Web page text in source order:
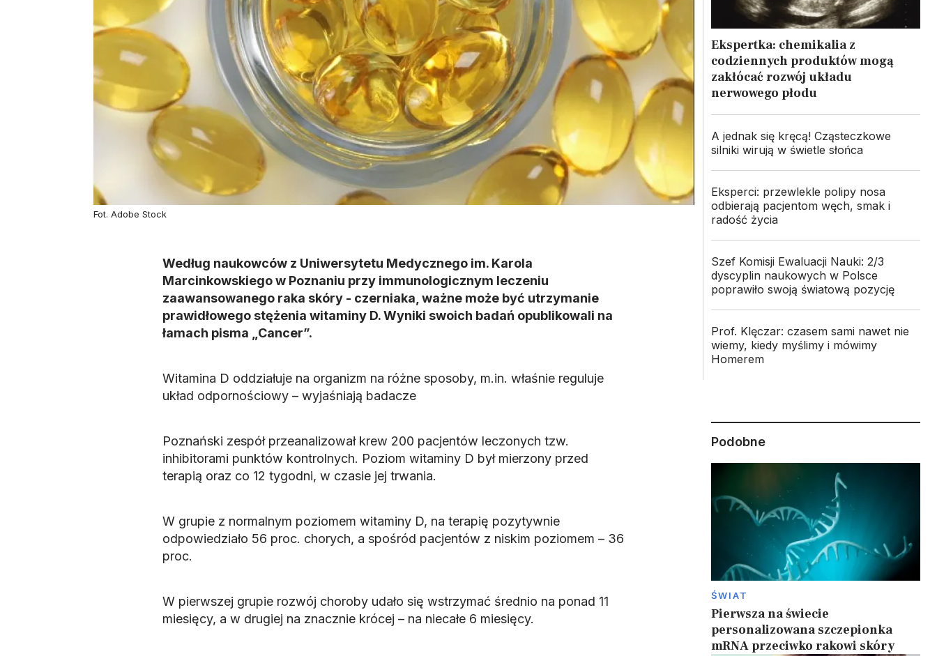
Fot. Adobe Stock
Według naukowców z Uniwersytetu Medycznego im. Karola
Marcinkowskiego w Poznaniu przy immunologicznym leczeniu
zaawansowanego raka skóry - czerniaka, ważne może być utrzymanie
prawidłowego stężenia witaminy D. Wyniki swoich badań opublikowali na
łamach pisma „Cancer”.
Witamina D oddziałuje na organizm na różne sposoby, m.in. właśnie reguluje
układ odpornościowy – wyjaśniają badacze
Poznański zespół przeanalizował krew 200 pacjentów leczonych tzw.
inhibitorami punktów kontrolnych. Poziom witaminy D był mierzony przed
terapią oraz co 12 tygodni, w czasie jej trwania.
W grupie z normalnym poziomem witaminy D, na terapię pozytywnie
odpowiedziało 56 proc. chorych, a spośród pacjentów z niskim poziomem – 36
proc.
W pierwszej grupie rozwój choroby udało się wstrzymać średnio na ponad 11
miesięcy, a w drugiej na znacznie krócej – na niecałe 6 miesięcy.
Ekspertka: chemikalia z
codziennych produktów mogą
zakłócać rozwój układu
nerwowego płodu
A jednak się kręcą! Cząsteczkowe
silniki wirują w świetle słońca
Eksperci: przewlekle polipy nosa
odbierają pacjentom węch, smak i
radość życia
Szef Komisji Ewaluacji Nauki: 2/3
dyscyplin naukowych w Polsce
poprawiło swoją światową pozycję
Prof. Klęczar: czasem sami nawet nie
wiemy, kiedy myślimy i mówimy
Homerem
Podobne
ŚWIAT
Pierwsza na świecie
personalizowana szczepionka
mRNA przeciwko rakowi skóry